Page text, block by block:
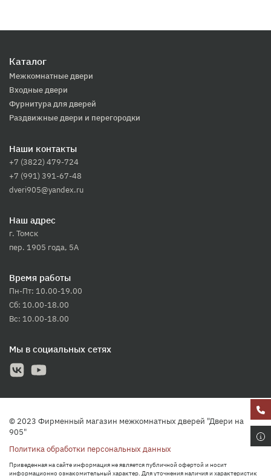
Каталог
Межкомнатные двери
Входные двери
Фурнитура для дверей
Раздвижные двери и перегородки
Наши контакты
+7 (3822) 479-724
+7 (991) 391-67-48
dveri905@yandex.ru
Наш адрес
г. Томск
пер. 1905 года, 5А
Время работы
Пн-Пт: 10.00-19.00
Сб: 10.00-18.00
Вс: 10.00-18.00
Мы в социальных сетях
© 2023 Фирменный магазин межкомнатных дверей "Двери на
905"
Политика обработки персональных данных
Приведенная на сайте информация не является публичной офертой и носит
информационно ознакомительный характер. Для уточнения наличия и характеристик